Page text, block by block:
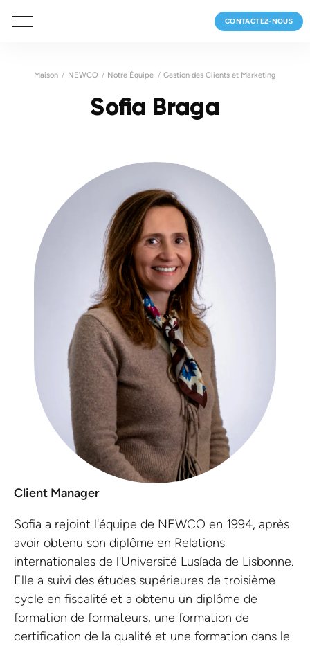
CONTACTEZ-NOUS
Maison NEWCO Notre Équipe Gestion des Clients et Marketing
Sofia Braga
Client Manager
Sofia a rejoint l'équipe de NEWCO en 1994, après
avoir obtenu son diplôme en Relations
internationales de l'Université Lusíada de Lisbonne.
Elle a suivi des études supérieures de troisième
cycle en fiscalité et a obtenu un diplôme de
formation de formateurs, une formation de
certification de la qualité et une formation dans le